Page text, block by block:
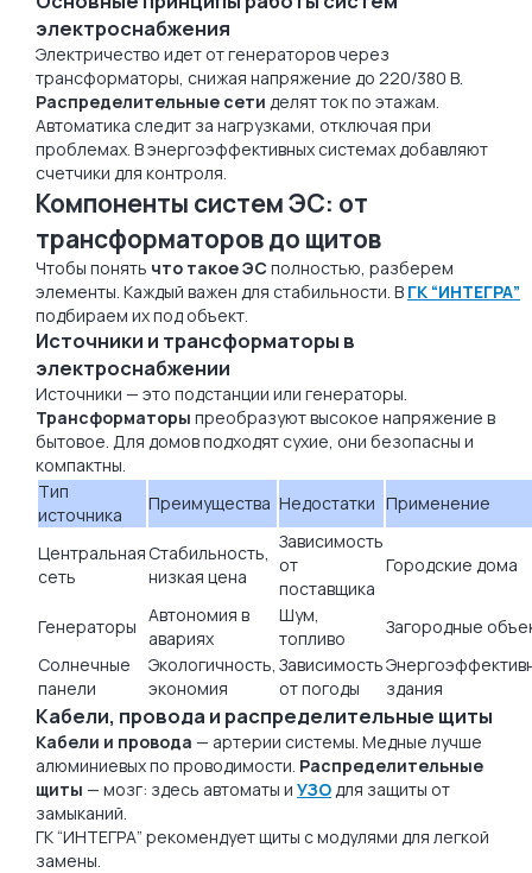
электроснабжения
Электричество идет от генераторов через
трансформаторы, снижая напряжение до 220/380 В.
Распределительные сети делят ток по этажам.
Автоматика следит за нагрузками, отключая при
проблемах. В энергоэффективных системах добавляют
счетчики для контроля.
Компоненты систем ЭС: от
трансформаторов до щитов
Чтобы понять что такое ЭС полностью, разберем
элементы. Каждый важен для стабильности. В ГК “ИНТЕГРА”
подбираем их под объект.
Источники и трансформаторы в
электроснабжении
Источники — это подстанции или генераторы.
Трансформаторы преобразуют высокое напряжение в
бытовое. Для домов подходят сухие, они безопасны и
компактны.
Тип
источника
Преимущества Недостатки Применение
Центральная
сеть
Стабильность,
низкая цена
Зависимость
от
поставщика
Городские дома
Генераторы
Автономия в
авариях
Шум,
топливо
Загородные
Солнечные
панели
Экологичность,
экономия
Зависимость
от погоды
здания
Кабели, провода и распределительные щиты
Кабели и провода — артерии системы. Медные лучше
алюминиевых по проводимости. Распределительные
щиты — мозг: здесь автоматы и УЗОдля защиты от
замыканий.
ГК “ИНТЕГРА” рекомендует щиты с модулями для легкой
замены.